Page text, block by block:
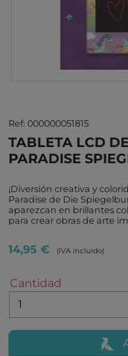
Ref: 000000051815
TABLETA LCD
PARADISE
¡Diversión creativa y
Paradise de Die
aparezcan en brillantes
para crear obras de arte
14,95 € (IVA incluido)
Cantidad